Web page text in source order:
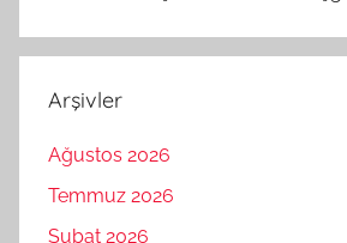
Arşivler
Ağustos 2026
Temmuz 2026
Şubat 2026